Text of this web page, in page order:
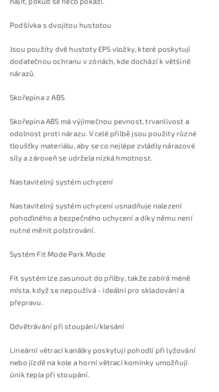
Podšívka s dvojitou hustotou
Jsou použity dvě hustoty EPS vložky, které poskytují
dodatečnou ochranu v zónách, kde dochází k většině
nárazů.
Skořepina z ABS
Skořepina ABS má výjimečnou pevnost, trvanlivost a
odolnost proti nárazu. V celé přilbě jsou použity různé
tloušťky materiálu, aby se co nejlépe zvládly nárazové
síly a zároveň se udržela nízká hmotnost.
Nastavitelný systém uchycení
Nastavitelný systém uchycení usnadňuje nalezení
pohodlného a bezpečného uchycení a díky němu není
nutné měnit polstrování.
Systém Fit Mode Park Mode
Fit systém lze zasunout do přilby, takže zabírá méně
místa, když se nepoužívá - ideální pro skladování a
přepravu.
Odvětrávání při stoupání/klesání
Lineární větrací kanálky poskytují pohodlí při lyžování
nebo jízdě na kole a horní větrací komínky umožňují
únik tepla při stoupání.